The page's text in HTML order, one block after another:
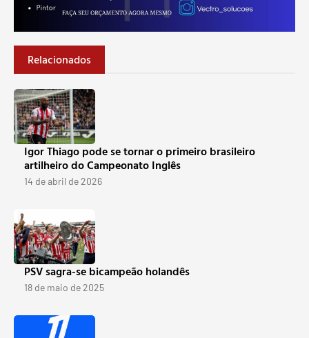
Relacionados
Igor Thiago pode se tornar o primeiro brasileiro
artilheiro do Campeonato Inglês
14 de abril de 2026
PSV sagra-se bicampeão holandês
18 de maio de 2025